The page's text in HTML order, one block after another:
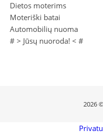
Dietos moterims
Moteriški batai
Automobilių nuoma
# > Jūsų nuoroda! < #
2026